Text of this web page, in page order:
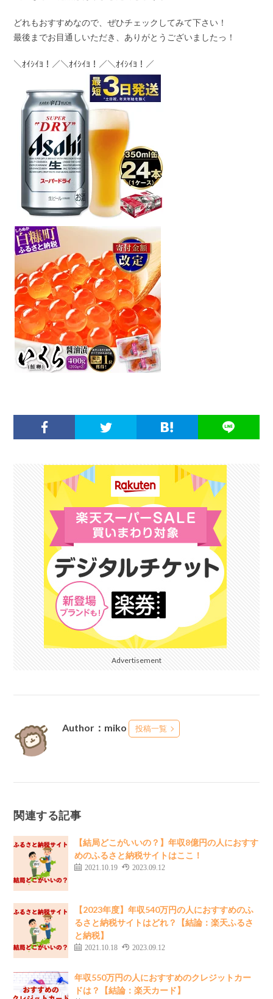
どれもおすすめなので、ぜひチェックしてみて下さい！
最後までお目通しいただき、ありがとうございましたっ！
＼ｵｲｼｲﾖ！／＼ｵｲｼｲﾖ！／＼ｵｲｼｲﾖ！／
Advertisement
Author：miko 投稿一覧
関連する記事
【結局どこがいいの？】年収8億円の人におすす
めのふるさと納税サイトはここ！
2021.10.19 2023.09.12
【2023年度】年収540万円の人におすすめのふ
るさと納税サイトはどれ？【結論：楽天ふるさ
と納税】
2021.10.18 2023.09.12
年収550万円の人におすすめのクレジットカー
ドは？【結論：楽天カード】